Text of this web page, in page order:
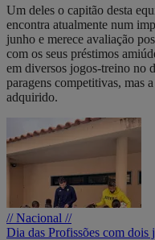
Um deles o capitão desta
encontra atualmente num
junho e merece avaliação
com os seus préstimos
em diversos jogos-treino no
paragens competitivas, mas
adquirido.
// Nacional //
Dia das Profissões com dois